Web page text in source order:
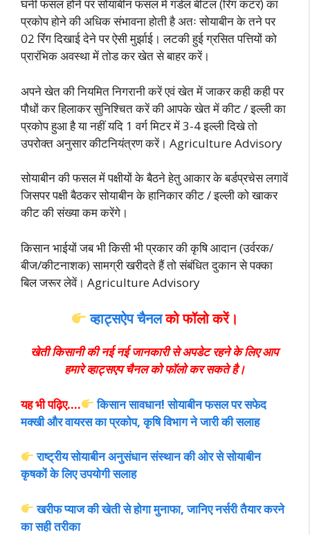
घनी फसल होने पर सोयाबीन फसल में गर्डल बीटल (रिंग कटर) का
प्रकोप होने की अधिक संभावना होती है अतः सोयाबीन के तने पर
02 रिंग दिखाई देने पर ऐसी मुर्झाई। लटकी हुई ग्रसित पत्तियों को
प्रारंभिक अवस्था में तोड कर खेत से बाहर करें।
अपने खेत की नियमित निगरानी करें एवं खेत में जाकर कही कही पर
पौधों कर हिलाकर सुनिश्चित करें की आपके खेत में कीट / इल्ली का
प्रकोप हुआ है या नहीं यदि 1 वर्ग मिटर में 3-4 इल्ली दिखे तो
उपरोक्त अनुसार कीटनियंत्रण करें। Agriculture Advisory
सोयाबीन की फसल में पक्षीयों के बैठने हेतु आकार के बर्डप्रचेस लगावें
जिसपर पक्षी बैठकर सोयाबीन के हानिकार कीट / इल्ली को खाकर
कीट की संख्या कम करेंगे।
किसान भाईयों जब भी किसी भी प्रकार की कृषि आदान (उर्वरक/
बीज/कीटनाशक) सामग्री खरीदते हैं तो संबंधित दुकान से पक्का
बिल जरूर लेवें। Agriculture Advisory
व्हाट्सऐप चैनलको फॉलो करें।
खेती किसानी की नई नई जानकारी से अपडेट रहने के लिए आप
हमारे व्हाट्सएप चैनल को फॉलो कर सकते है।
यह भी पढ़िए….
किसान सावधान! सोयाबीन फसल पर सफेद
मक्खी और वायरस का प्रकोप, कृषि विभाग ने जारी की सलाह
राष्ट्रीय सोयाबीन अनुसंधान संस्थान की ओर से सोयाबीन
कृषकों के लिए उपयोगी सलाह
खरीफ प्याज की खेती से होगा मुनाफा, जानिए नर्सरी तैयार करने
का सही तरीका